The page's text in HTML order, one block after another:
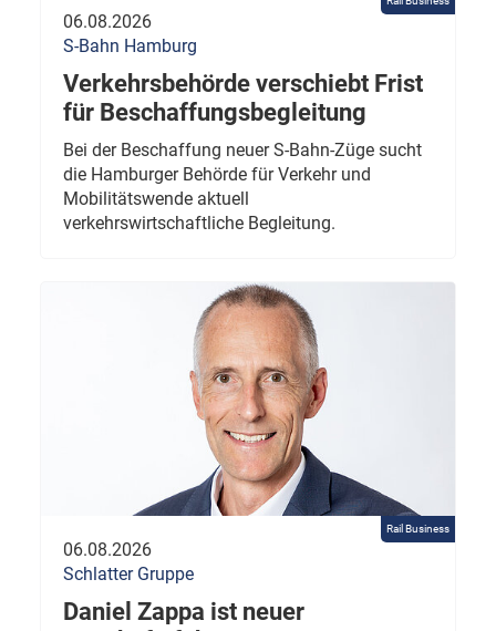
06.08.2026
S-Bahn Hamburg
Verkehrsbehörde verschiebt Frist
für Beschaffungsbegleitung
Bei der Beschaffung neuer S-Bahn-Züge sucht
die Hamburger Behörde für Verkehr und
Mobilitätswende aktuell
verkehrswirtschaftliche Begleitung.
Rail Business
06.08.2026
Schlatter Gruppe
Daniel Zappa ist neuer